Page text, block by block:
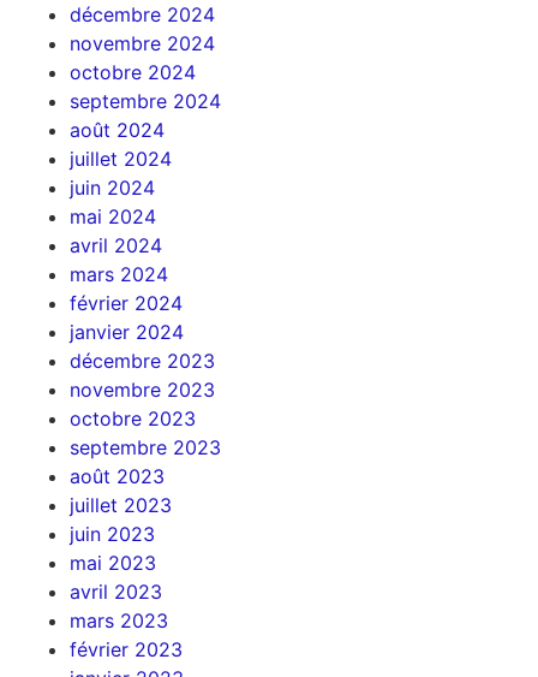
décembre 2024
novembre 2024
octobre 2024
septembre 2024
août 2024
juillet 2024
juin 2024
mai 2024
avril 2024
mars 2024
février 2024
janvier 2024
décembre 2023
novembre 2023
octobre 2023
septembre 2023
août 2023
juillet 2023
juin 2023
mai 2023
avril 2023
mars 2023
février 2023